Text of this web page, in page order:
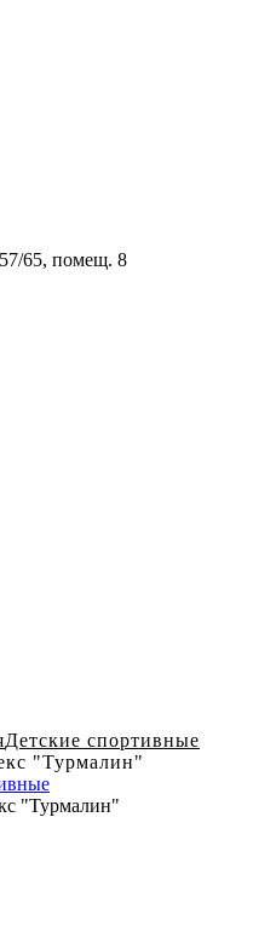
пластика
площадок
65, помещ. 8
Детские спортивные
"Турмалин"
"Турмалин"